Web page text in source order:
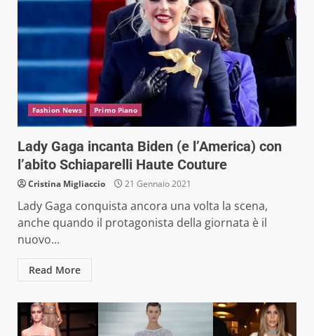
Fashion News Primo Piano
Lady Gaga incanta Biden (e l’America) con
l’abito Schiaparelli Haute Couture
Cristina Migliaccio 21 Gennaio 2021
Lady Gaga conquista ancora una volta la scena,
anche quando il protagonista della giornata è il
nuovo...
Read More